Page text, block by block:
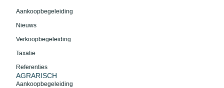
Aankoopbegeleiding
Nieuws
Verkoopbegeleiding
Taxatie
Referenties
AGRARISCH
Aankoopbegeleiding